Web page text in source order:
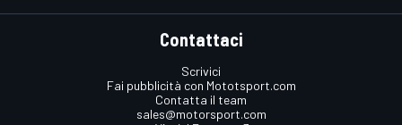
Contattaci
Scrivici
Fai pubblicità con Mototsport.com
Contatta il team
sales@motorsport.com